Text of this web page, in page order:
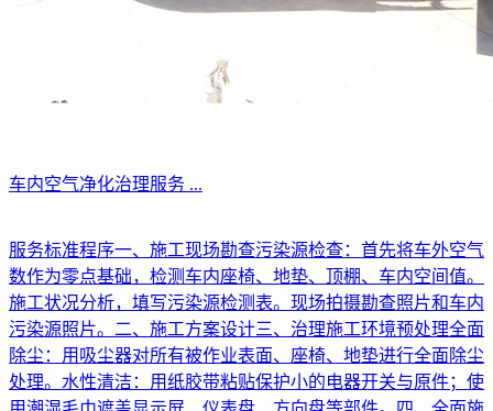
车内空气净化治理服务 ...
服务标准程序一、施工现场勘查污染源检查：首先将车外空气
数作为零点基础，检测车内座椅、地垫、顶棚、车内空间值。
施工状况分析，填写污染源检测表。现场拍摄勘查照片和车内
污染源照片。二、施工方案设计三、治理施工环境预处理全面
除尘：用吸尘器对所有被作业表面、座椅、地垫进行全面除尘
处理。水性清洁：用纸胶带粘贴保护小的电器开关与原件；使